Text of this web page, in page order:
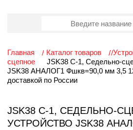
Главная Каталог товаров
сцепное
JSK38 C-1, Седельно-
JSK38 АНАЛОГ1 Фшкв=90,0 мм 3,5
доставкой по России
JSK38 C-1, СЕДЕЛЬНО-
УСТРОЙСТВО JSK38